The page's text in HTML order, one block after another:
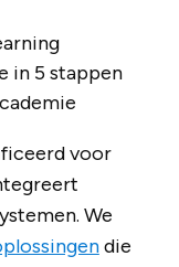
in 5 stappen
voor
We
die